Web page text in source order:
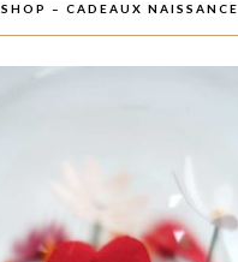
SHOP – CADEAUX NAISSANCE